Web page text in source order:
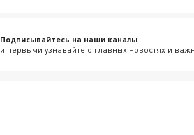
Подписывайтесь на наши каналы
и первыми узнавайте о главных новостях и